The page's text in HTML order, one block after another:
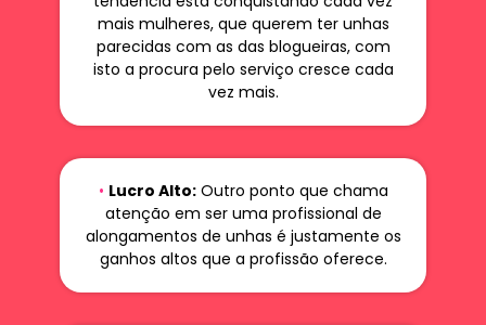
mais mulheres, que querem ter unhas
parecidas com as das blogueiras, com
isto a procura pelo serviço cresce cada
vez mais.
• Lucro Alto:Outro ponto que chama
atenção em ser uma profissional de
alongamentos de unhas é justamente os
ganhos altos que a profissão oferece.